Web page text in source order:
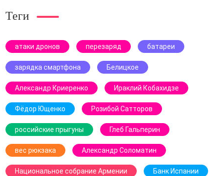
Теги
атаки дронов перезаряд батареи
зарядка смартфона Белицкое
Александр Криеренко Ираклий Кобахидзе
Фёдор Ющенко Розибой Сатторов
российские прыгуны Глеб Гальперин
вес рюкзака Александр Соломатин
Национальное собрание Армении Банк Испании